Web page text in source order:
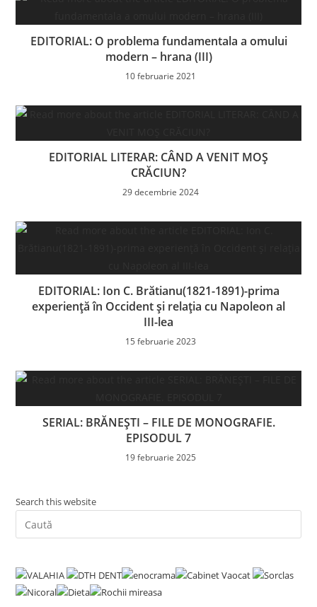
EDITORIAL: O problema fundamentala a omului
modern – hrana (III)
10 februarie 2021
EDITORIAL LITERAR: CÂND A VENIT MOȘ
CRĂCIUN?
29 decembrie 2024
EDITORIAL: Ion C. Brătianu(1821-1891)-prima
experiență în Occident și relația cu Napoleon al
III-lea
15 februarie 2023
SERIAL: BRĂNEŞTI – FILE DE MONOGRAFIE.
EPISODUL 7
19 februarie 2025
Search this website